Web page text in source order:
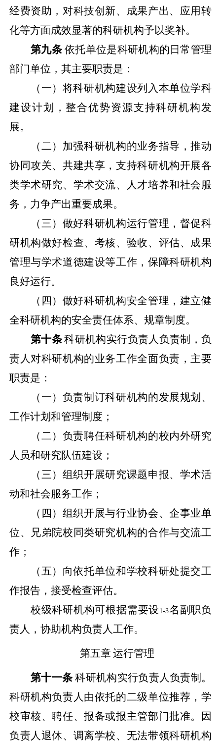
经费资助，对科技创新、成果产出、应用转
化等方面成效显著的科研机构予以奖补。
第九条 依托单位是科研机构的日常管理
部门单位，其主要职责是：
（一）将科研机构建设列入本单位学科
建设计划，整合优势资源支持科研机构发
展。
（二）加强科研机构的业务指导，推动
协同攻关、共建共享，支持科研机构开展各
类学术研究、学术交流、人才培养和社会服
务，力争产出重要成果。
（三）做好科研机构运行管理，督促科
研机构做好检查、考核、验收、评估、成果
管理与学术道德建设等工作，保障科研机构
良好运行。
（四）做好科研机构安全管理，建立健
全科研机构的安全责任体系、规章制度。
第十条科研机构实行负责人负责制，负
责人对科研机构的业务工作全面负责，主要
职责是：
（一）负责制订科研机构的发展规划、
工作计划和管理制度；
（二）负责聘任科研机构的校内外研究
人员和研究队伍建设；
（三）组织开展研究课题申报、学术活
动和社会服务工作；
（四）组织开展与行业协会、企事业单
位、兄弟院校同类研究机构的合作与交流工
作；
（五）向依托单位和学校科研处提交工
作报告，接受检查评估。
校级科研机构可根据需要设 1-3名副职负
责人，协助机构负责人工作。
第五章运行管理
第十一条 科研机构实行负责人负责制。
科研机构负责人由依托的二级单位推荐，学
校审核、聘任、报备或报主管部门批准。因
负责人退休、调离学校、无法带领科研机构